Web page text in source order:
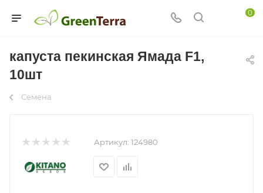
0
капуста пекинская Ямада F1,
10шт
Семена
Артикул: 124980